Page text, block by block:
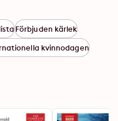
Förbjuden kärlek
kvinnodagen